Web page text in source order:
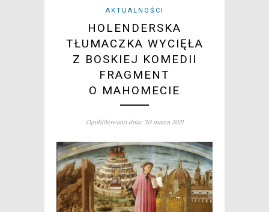
AKTUALNOŚCI
HOLENDERSKA
TŁUMACZKA WYCIĘŁA
Z BOSKIEJ KOMEDII
FRAGMENT
O MAHOMECIE
Opublikowano dnia: 30 marca 2021